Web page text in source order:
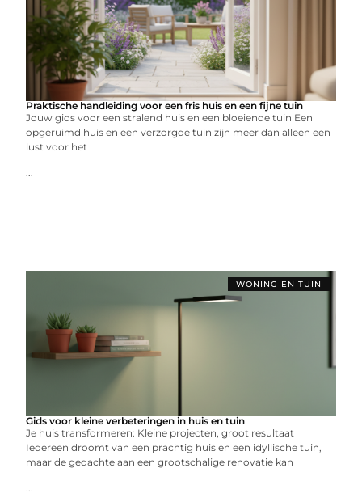
Praktische handleiding voor een fris huis en een fijne tuin
Jouw gids voor een stralend huis en een bloeiende tuin Een
opgeruimd huis en een verzorgde tuin zijn meer dan alleen een
lust voor het
...
WONING EN TUIN
Gids voor kleine verbeteringen in huis en tuin
Je huis transformeren: Kleine projecten, groot resultaat
Iedereen droomt van een prachtig huis en een idyllische tuin,
maar de gedachte aan een grootschalige renovatie kan
...